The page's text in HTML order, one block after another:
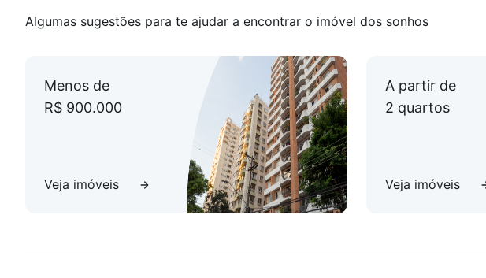
Algumas sugestões para te ajudar a encontrar o imóvel dos sonhos
Menos de
R$ 900.000
Veja imóveis
A partir de
2 quartos
Veja imóveis